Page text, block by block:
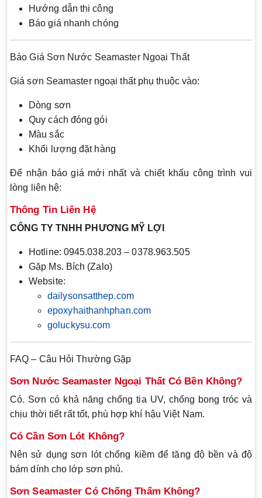
Hướng dẫn thi công
Báo giá nhanh chóng
Báo Giá Sơn Nước Seamaster Ngoại Thất
Giá sơn Seamaster ngoại thất phụ thuộc vào:
Dòng sơn
Quy cách đóng gói
Màu sắc
Khối lượng đặt hàng
Để nhận báo giá mới nhất và chiết khấu công trình vui
lòng liên hệ:
Thông Tin Liên Hệ
CÔNG TY TNHH PHƯƠNG MỸ LỢI
Hotline: 0945.038.203 – 0378.963.505
Gặp Ms. Bích (Zalo)
Website:
dailysonsatthep.com
epoxyhaithanhphan.com
goluckysu.com
FAQ – Câu Hỏi Thường Gặp
Sơn Nước Seamaster Ngoại Thất Có Bền Không?
Có. Sơn có khả năng chống tia UV, chống bong tróc và
chịu thời tiết rất tốt, phù hợp khí hậu Việt Nam.
Có Cần Sơn Lót Không?
Nên sử dụng sơn lót chống kiềm để tăng độ bền và độ
bám dính cho lớp sơn phủ.
Sơn Seamaster Có Chống Thấm Không?